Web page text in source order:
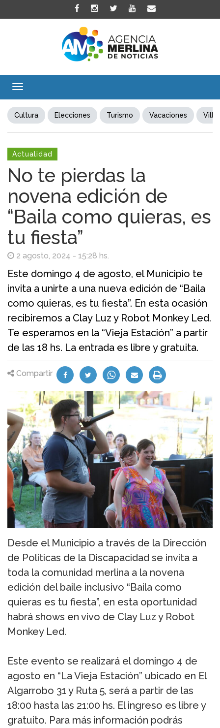
Toggle
Cultura Elecciones Turismo Vacaciones Villa
Actualidad
No te pierdas la
novena edición de
“Baila como quieras, es
tu fiesta”
2 agosto, 2024 - 15:28 hs.
Este domingo 4 de agosto, el Municipio te
invita a unirte a una nueva edición de “Baila
como quieras, es tu fiesta”. En esta ocasión
recibiremos a Clay Luz y Robot Monkey Led.
Te esperamos en la “Vieja Estación” a partir
de las 18 hs. La entrada es libre y gratuita.
Compartir
Desde el Municipio a través de la Dirección
de Políticas de la Discapacidad se invita a
toda la comunidad merlina a la novena
edición del baile inclusivo “Baila como
quieras es tu fiesta”, en esta oportunidad
habrá shows en vivo de Clay Luz y Robot
Monkey Led.
Este evento se realizará el domingo 4 de
agosto en “La Vieja Estación” ubicado en El
Algarrobo 31 y Ruta 5, será a partir de las
18:00 hasta las 21:00 hs. El ingreso es libre y
gratuito. Para más información podrás